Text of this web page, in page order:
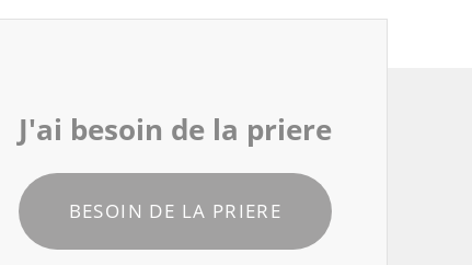
J'ai besoin de la priere
BESOIN DE LA PRIERE